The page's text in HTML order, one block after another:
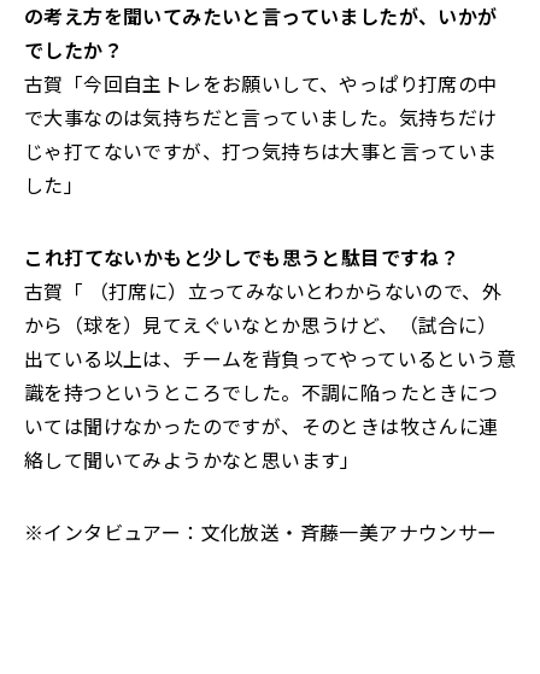
の考え方を聞いてみたいと言っていましたが、いかが
でしたか？
古賀「今回自主トレをお願いして、やっぱり打席の中
で大事なのは気持ちだと言っていました。気持ちだけ
じゃ打てないですが、打つ気持ちは大事と言っていま
した」
――これ打てないかもと少しでも思うと駄目ですね？
古賀「 （打席に）立ってみないとわからないので、外
から（球を）見てえぐいなとか思うけど、（試合に）
出ている以上は、チームを背負ってやっているという意
識を持つというところでした。不調に陥ったときにつ
いては聞けなかったのですが、そのときは牧さんに連
絡して聞いてみようかなと思います」
※インタビュアー：文化放送・斉藤一美アナウンサー